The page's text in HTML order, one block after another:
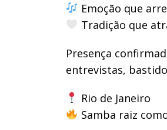
Emoção que
Tradição que
Presença
entrevistas,
Rio de Janeiro
Samba raiz